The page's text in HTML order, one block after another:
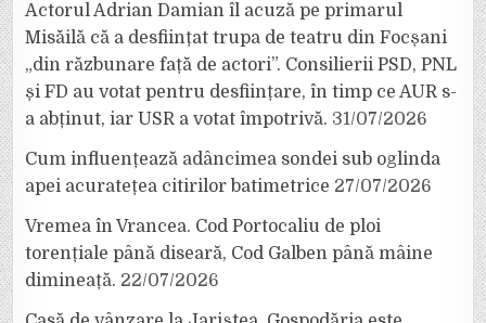
Actorul Adrian Damian îl acuză pe primarul
Misăilă că a desființat trupa de teatru din Focșani
„din răzbunare față de actori”. Consilierii PSD, PNL
și FD au votat pentru desființare, în timp ce AUR s-
a abținut, iar USR a votat împotrivă. 31/07/2026
Cum influențează adâncimea sondei sub oglinda
apei acuratețea citirilor batimetrice 27/07/2026
Vremea în Vrancea. Cod Portocaliu de ploi
torențiale până diseară, Cod Galben până mâine
dimineață. 22/07/2026